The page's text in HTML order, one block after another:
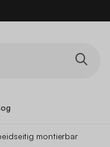
montierbar